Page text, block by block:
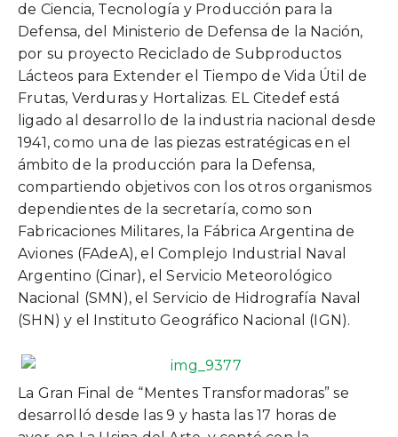
de Ciencia, Tecnología y Producción para la
Defensa, del Ministerio de Defensa de la Nación,
por su proyecto Reciclado de Subproductos
Lácteos para Extender el Tiempo de Vida Útil de
Frutas, Verduras y Hortalizas. EL Citedef está
ligado al desarrollo de la industria nacional desde
1941, como una de las piezas estratégicas en el
ámbito de la producción para la Defensa,
compartiendo objetivos con los otros organismos
dependientes de la secretaría, como son
Fabricaciones Militares, la Fábrica Argentina de
Aviones (FAdeA), el Complejo Industrial Naval
Argentino (Cinar), el Servicio Meteorológico
Nacional (SMN), el Servicio de Hidrografía Naval
(SHN) y el Instituto Geográfico Nacional (IGN).
La Gran Final de “Mentes Transformadoras” se
desarrolló desde las 9 y hasta las 17 horas de